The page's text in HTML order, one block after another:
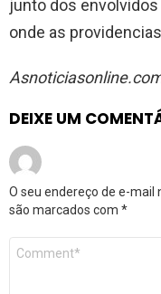
junto dos envolvidos
onde as
DEIXE UM
O seu endereço de e-mail
são marcados com *
Comentário